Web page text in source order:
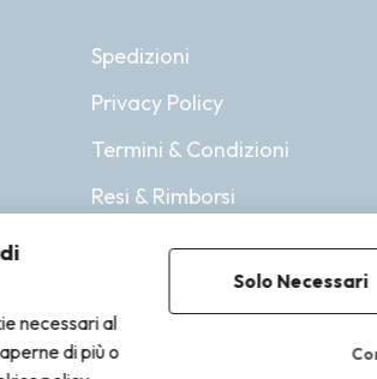
Spedizioni
Privacy Policy
Termini & Condizioni
Resi & Rimborsi
necessari al
di più o
Solo Necessari